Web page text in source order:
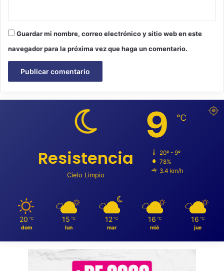
Guardar mi nombre, correo electrónico y sitio web en este
navegador para la próxima vez que haga un comentario.
Resistencia
Cielo Limpio
9 ℃
20º - 9º
78%
3.4 km/h
20 ℃
dom
15 ℃
lun
12 ℃
mar
16 ℃
mié
16 ℃
jue